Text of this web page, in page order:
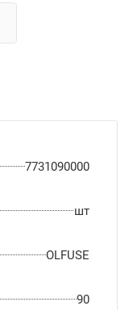
7731090000
шт
OLFUSE
90